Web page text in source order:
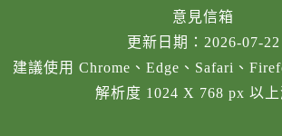
意見信箱
更新日期：2026-07-22
建議使用 Chrome、Edge、Safari、
解析度 1024 X 768 px 以上